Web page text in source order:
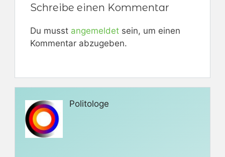
Schreibe einen Kommentar
Du musst angemeldet sein, um einen
Kommentar abzugeben.
Politologe